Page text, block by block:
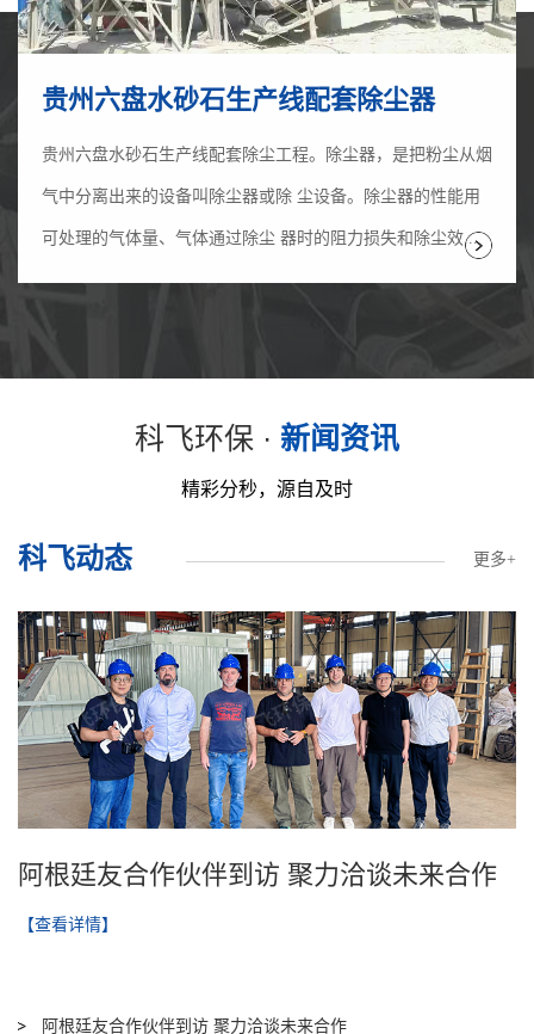
贵州六盘水砂石生产线配套除尘器
贵州六盘水砂石生产线配套除尘工程。除尘器，是把粉尘从烟
气中分离出来的设备叫除尘器或除 尘设备。除尘器的性能用
可处理的气体量、气体通过除尘 器时的阻力损失和除尘效...
科飞环保 · 新闻资讯
精彩分秒，源自及时
科飞动态 更多+
阿根廷友合作伙伴到访 聚力洽谈未来合作
【查看详情】
阿根廷友合作伙伴到访 聚力洽谈未来合作